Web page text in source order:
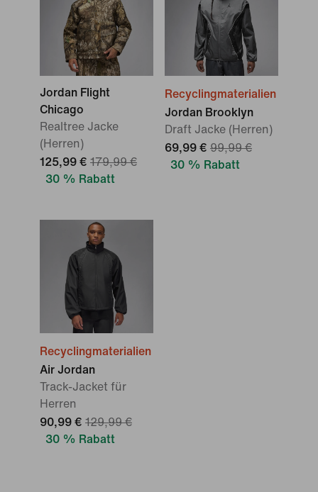
Jordan Flight
Chicago
Realtree Jacke
(Herren)
125,99 € 179,99 €
30 % Rabatt
Recyclingmaterialien
Jordan Brooklyn
Draft Jacke (Herren)
69,99 € 99,99 €
30 % Rabatt
Recyclingmaterialien
Air Jordan
Track-Jacket für
Herren
90,99 € 129,99 €
30 % Rabatt